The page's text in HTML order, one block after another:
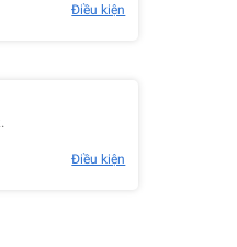
Điều kiện
Điều kiện